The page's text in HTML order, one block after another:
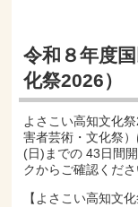
令和８年度
化祭2026）
よさこい高知文化
害者芸術・文化祭
(日)までの 43日間
クからご確認くださ
【よさこい高知文